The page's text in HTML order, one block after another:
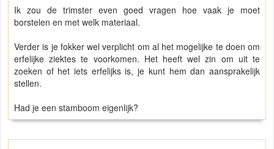
Ik zou de trimster even goed vragen hoe vaak je moet
borstelen en met welk materiaal.
Verder is je fokker wel verplicht om al het mogelijke te doen om
erfelijke ziektes te voorkomen. Het heeft wel zin om uit te
zoeken of het iets erfelijks is, je kunt hem dan aansprakelijk
stellen.
Had je een stamboom eigenlijk?